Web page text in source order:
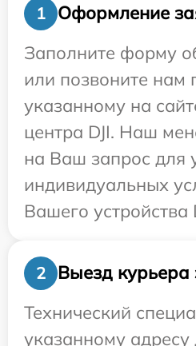
1
Оформление
Заполните форму
или позвоните нам
указанному на
центра DJI. Наш
на Ваш запрос для
индивидуальных
Вашего устройства
2
Выезд курьера
Технический
указанному адресу